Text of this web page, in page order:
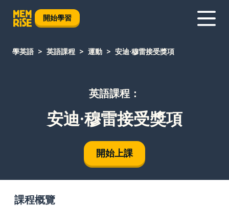
開始學習
學英語 英語課程 運動 安迪·穆雷接受獎項
英語課程：
安迪·穆雷接受獎項
開始上課
課程概覽